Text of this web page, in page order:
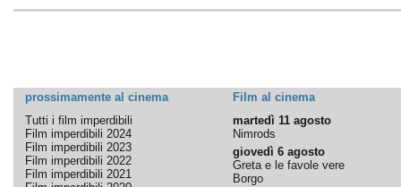
prossimamente al cinema
Film al cinema
Tutti i film imperdibili
Film imperdibili 2024
Film imperdibili 2023
Film imperdibili 2022
Film imperdibili 2021
martedì 11 agosto
Nimrods
giovedì 6 agosto
Greta e le favole vere
Borgo